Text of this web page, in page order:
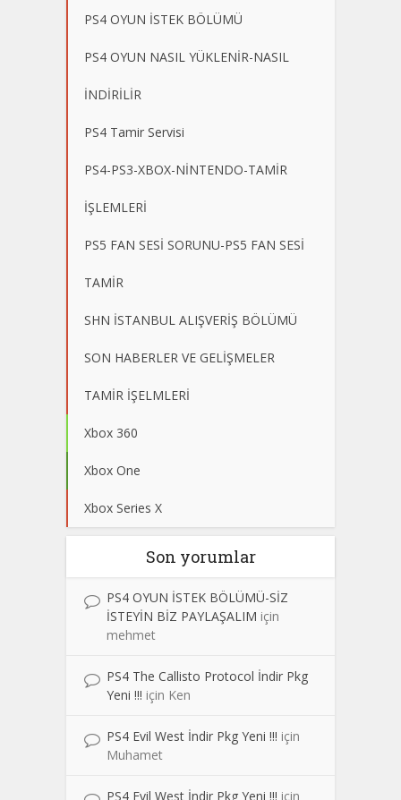
PS4 OYUN İSTEK BÖLÜMÜ
PS4 OYUN NASIL YÜKLENİR-NASIL
İNDİRİLİR
PS4 Tamir Servisi
PS4-PS3-XBOX-NİNTENDO-TAMİR
İŞLEMLERİ
PS5 FAN SESİ SORUNU-PS5 FAN SESİ
TAMİR
SHN İSTANBUL ALIŞVERİŞ BÖLÜMÜ
SON HABERLER VE GELİŞMELER
TAMİR İŞELMLERİ
Xbox 360
Xbox One
Xbox Series X
Son yorumlar
PS4 OYUN İSTEK BÖLÜMÜ-SİZ
İSTEYİN BİZ PAYLAŞALIM için
mehmet
PS4 The Callisto Protocol İndir Pkg
Yeni !!! için Ken
PS4 Evil West İndir Pkg Yeni !!! için
Muhamet
PS4 Evil West İndir Pkg Yeni !!! için